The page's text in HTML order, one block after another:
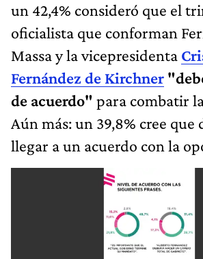
un 42,4% consideró que el
oficialista que conforman
Massa y la vicepresidenta
Fernández de Kirchner
de acuerdo" para combatir
Aún más: un 39,8% cree que
llegar a un acuerdo con la